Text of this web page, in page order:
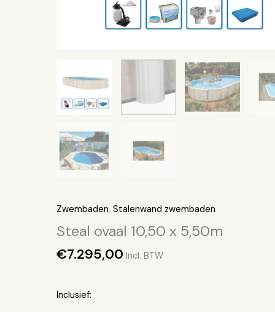
Zwembaden,Stalenwand zwembaden
Steal ovaal 10,50 x 5,50m
€7.295,00 Incl. BTW
Inclusief: